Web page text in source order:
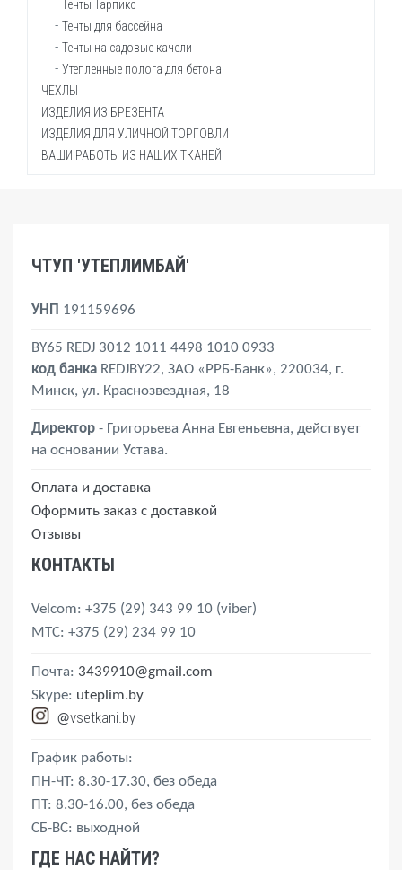
Стропа (лента ременная)
Саморез с прессшайбой
Талреп
Трос оцинкованный
Фастекс (пряжка-замок)
Шуруп-угол
Эспандер
Шторы для автомоек
Шторы для сварочных работ
Тенты Тарпикс
Тенты для бассейна
Тенты на садовые качели
Утепленные полога для бетона
ЧЕХЛЫ
Чехол для оборудования, техники
Чехол для садовой мебели
Чехлы на мотоцикл, велосипед, скутер
ИЗДЕЛИЯ ИЗ БРЕЗЕНТА
Брезентовые потолки
Боксерские груши
ИЗДЕЛИЯ ДЛЯ УЛИЧНОЙ ТОРГОВЛИ
Зонты для кафе и отдыха
ВАШИ РАБОТЫ ИЗ НАШИХ ТКАНЕЙ
ЧТУП 'УТЕПЛИМБАЙ'
УНП 191159696
BY65 REDJ 3012 1011 4498 1010 0933
код банка REDJBY22, ЗАО «РРБ-Банк», 220034, г.
Минск, ул. Краснозвездная, 18
Директор - Григорьева Анна Евгеньевна, действует
на основании Устава.
Оплата и доставка
Оформить заказ с доставкой
Отзывы
КОНТАКТЫ
Velcom: +375 (29) 343 99 10 (viber)
MTС: +375 (29) 234 99 10
Почта: 3439910@gmail.com
Skype: uteplim.by
@vsetkani.by
График работы:
ПН-ЧТ: 8.30-17.30, без обеда
ПТ: 8.30-16.00, без обеда
СБ-ВС: выходной
ГДЕ НАС НАЙТИ?